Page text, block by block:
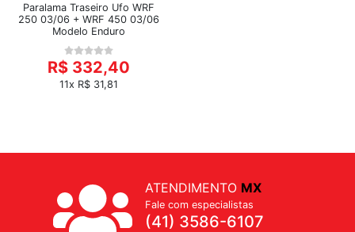
Paralama Traseiro Ufo WRF
250 03/06 + WRF 450 03/06
Modelo Enduro
R$ 332,40
11x R$ 31,81
ATENDIMENTO MX
Fale com especialistas
(41) 3586-6107